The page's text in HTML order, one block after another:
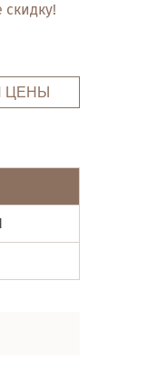
скидку!
ЦЕНЫ